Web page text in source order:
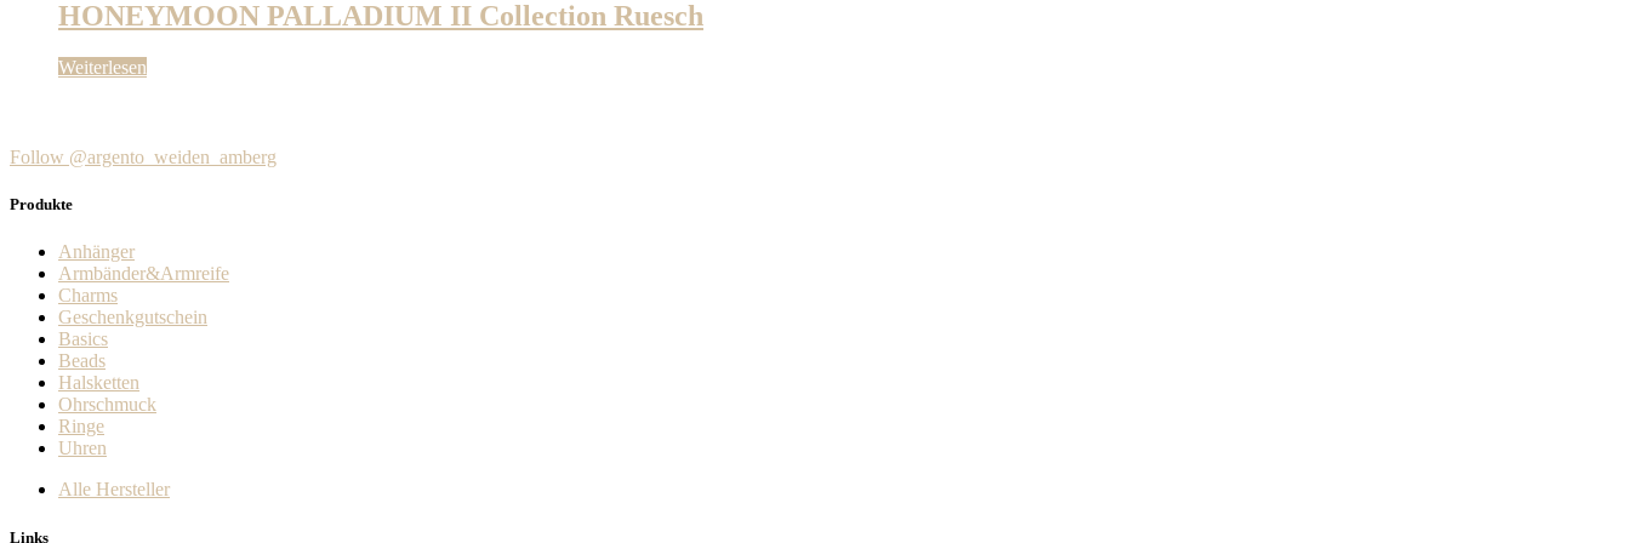
auf
der
HONEYMOON PALLADIUM II Collection Ruesch
Weiterlesen
Follow @argento_weiden_amberg
Produkte
Anhänger
Armbänder&Armreife
Charms
Geschenkgutschein
Basics
Beads
Halsketten
Ohrschmuck
Ringe
Uhren
Alle Hersteller
Links